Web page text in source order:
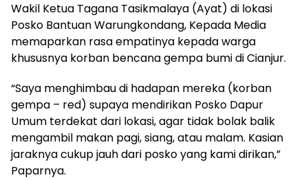
Wakil Ketua Tagana Tasikmalaya (Ayat) di lokasi
Posko Bantuan Warungkondang, Kepada Media
memaparkan rasa empatinya kepada warga
khususnya korban bencana gempa bumi di Cianjur.
“Saya menghimbau di hadapan mereka (korban
gempa – red) supaya mendirikan Posko Dapur
Umum terdekat dari lokasi, agar tidak bolak balik
mengambil makan pagi, siang, atau malam. Kasian
jaraknya cukup jauh dari posko yang kami dirikan,”
Paparnya.